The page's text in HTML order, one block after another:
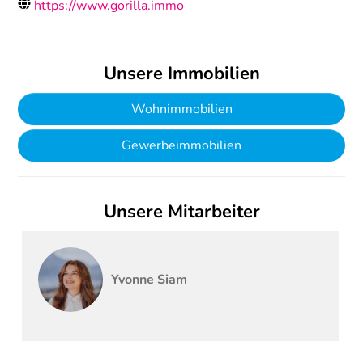
https://www.gorilla.immo
Unsere Immobilien
Wohnimmobilien
Gewerbeimmobilien
Unsere Mitarbeiter
Yvonne Siam